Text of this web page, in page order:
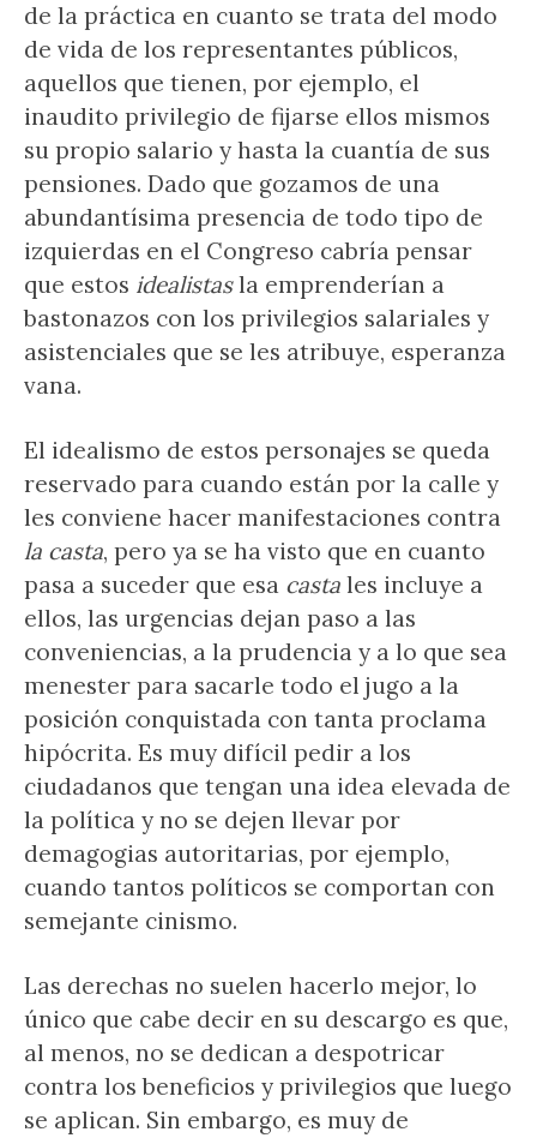
de la práctica en cuanto se trata del modo
de vida de los representantes públicos,
aquellos que tienen, por ejemplo, el
inaudito privilegio de fijarse ellos mismos
su propio salario y hasta la cuantía de sus
pensiones. Dado que gozamos de una
abundantísima presencia de todo tipo de
izquierdas en el Congreso cabría pensar
que estos idealistasla emprenderían a
bastonazos con los privilegios salariales y
asistenciales que se les atribuye, esperanza
vana.
El idealismo de estos personajes se queda
reservado para cuando están por la calle y
les conviene hacer manifestaciones contra
la casta, pero ya se ha visto que en cuanto
pasa a suceder que esa casta les incluye a
ellos, las urgencias dejan paso a las
conveniencias, a la prudencia y a lo que sea
menester para sacarle todo el jugo a la
posición conquistada con tanta proclama
hipócrita. Es muy difícil pedir a los
ciudadanos que tengan una idea elevada de
la política y no se dejen llevar por
demagogias autoritarias, por ejemplo,
cuando tantos políticos se comportan con
semejante cinismo.
Las derechas no suelen hacerlo mejor, lo
único que cabe decir en su descargo es que,
al menos, no se dedican a despotricar
contra los beneficios y privilegios que luego
se aplican. Sin embargo, es muy de